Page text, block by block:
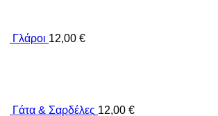
Γλάροι 12,00 €
Γάτα & Σαρδέλες 12,00 €